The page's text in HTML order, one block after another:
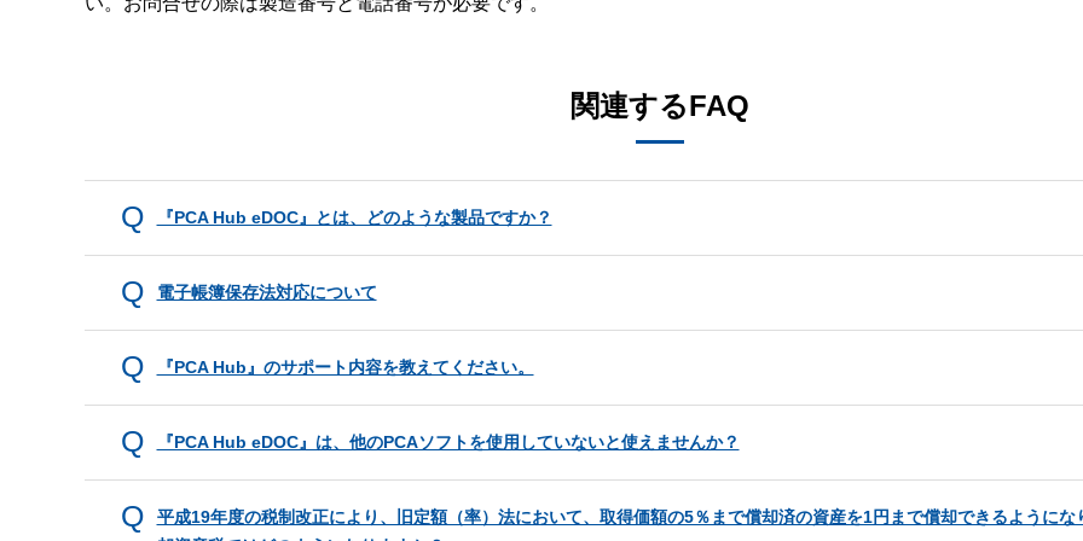
関連するFAQ
『PCA Hub eDOC』とは、どのような製品ですか？
電子帳簿保存法対応について
『PCA Hub』のサポート内容を教えてください。
『PCA Hub eDOC』は、他のPCAソフトを使用していないと使えませんか？
平成19年度の税制改正により、旧定額（率）法において、取得価額の5％まで償却済の資産を1円まで償却できるようにな